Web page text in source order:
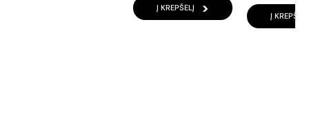
Į KREPŠELĮ
Į KREPŠELĮ